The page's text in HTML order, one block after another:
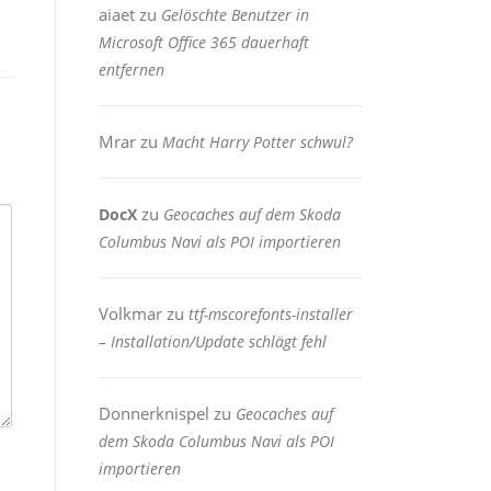
aiaet zu Gelöschte Benutzer in
Microsoft Office 365 dauerhaft
entfernen
Mrar zu Macht Harry Potter schwul?
DocX zu Geocaches auf dem Skoda
Columbus Navi als POI importieren
Volkmar zu ttf-mscorefonts-installer
– Installation/Update schlägt fehl
Donnerknispel zu Geocaches auf
dem Skoda Columbus Navi als POI
importieren